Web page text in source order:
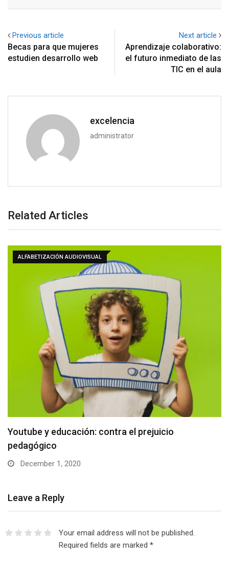
Previous article
Becas para que mujeres
estudien desarrollo web
Next article
Aprendizaje colaborativo:
el futuro inmediato de las
TIC en el aula
excelencia
administrator
Related Articles
ALFABETIZACIÓN AUDIOVISUAL
Youtube y educación: contra el prejuicio
pedagógico
December 1, 2020
Leave a Reply
Your email address will not be published.
Required fields are marked *